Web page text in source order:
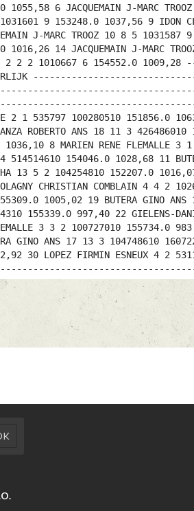
6 JACQUEMAIN J-MARC
9 153248.0 1037,56 9 IDON
J-MARC TROOZ 10 8 5 1031587
14 JACQUEMAIN J-MARC
2 2 2 1010667 6 154552.0
DEERLIJK
VITESSE
1 535797 100280510 151856.0
ROBERTO ANS 18 11 3 426486010
8 MARIEN RENE FLEMALLE
514514610 154046.0 1028,68 11
13 5 2 104254810 152207.0 1016,07
CHRISTIAN COMBLAIN 4 4 2
1005,02 19 BUTERA GINO
155339.0 997,40 22 GIELENS-
3 3 2 100727010 155734.0
GINO ANS 17 13 3 104748610
30 LOPEZ FIRMIN ESNEUX 4 2